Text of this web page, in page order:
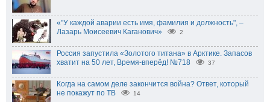
«"У каждой аварии есть имя, фамилия и должность", –
Лазарь Моисеевич Каганович»
2
Россия запустила «Золотого титана» в Арктике. Запасов
хватит на 50 лет, Время-вперёд! №718
37
Когда на самом деле закончится война? Ответ, который
не покажут по ТВ
14